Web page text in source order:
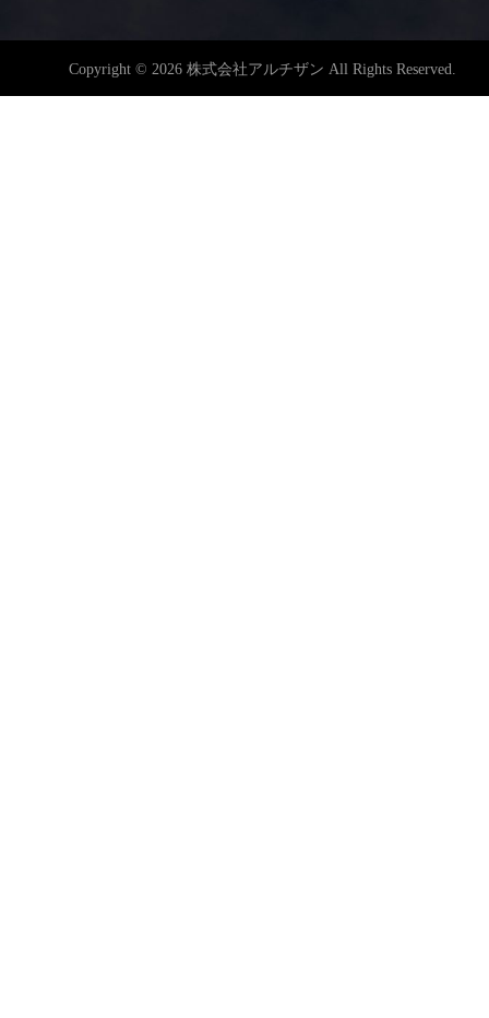
Copyright © 2026 株式会社アルチザン All Rights Reserved.